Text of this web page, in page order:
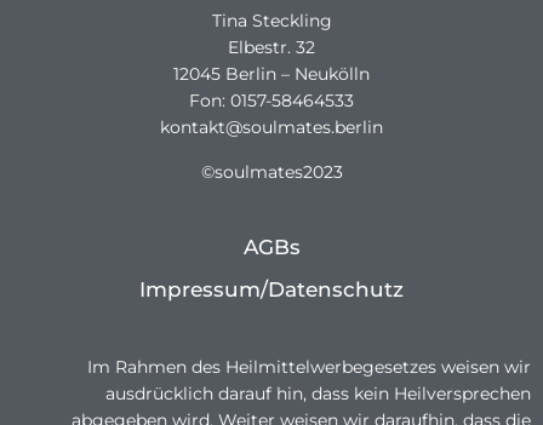
Tina Steckling
Elbestr. 32
12045 Berlin – Neukölln
Fon: 0157-58464533
kontakt@soulmates.berlin
©soulmates2023
AGBs
Impressum/Datenschutz
Im Rahmen des Heilmittelwerbegesetzes weisen wir
ausdrücklich darauf hin, dass kein Heilversprechen
abgegeben wird. Weiter weisen wir daraufhin, dass die